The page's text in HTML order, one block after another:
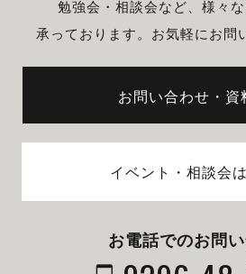
勉強会・相談会など、様々
承っております。 お気軽にお問
お問い合わせ・資
イベント・相談会
お電話でのお問